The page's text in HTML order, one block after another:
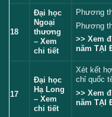
18
Đại học
Ngoại
thương
– Xem
chi tiết
Phương
Phương
>> Xem
năm TẠI
17
Đại học
Hạ Long
– Xem
chi tiết
Xét kết
chỉ quốc
>> Xem
nămTẠI